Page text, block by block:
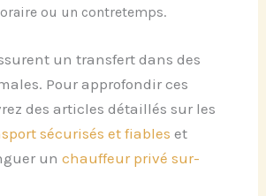
ou un contretemps.
un transfert dans des
Pour approfondir ces
des articles détaillés sur les
sécurisés et fiables et
unchauffeur privé sur-